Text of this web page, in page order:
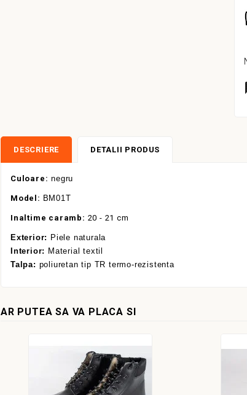
DESCRIERE DETALII PRODUS
Culoare: negru
Model: BM01T
Inaltime caramb: 20 - 21 cm
Exterior: Piele naturala
Interior: Material textil
Talpa: poliuretan tip TR termo-rezistenta
AR PUTEA SA VA PLACA SI